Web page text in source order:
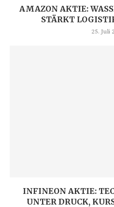
AMAZON AKTIE:
STÄRKT
25. Juli
INFINEON AKTIE:
UNTER DRUCK,